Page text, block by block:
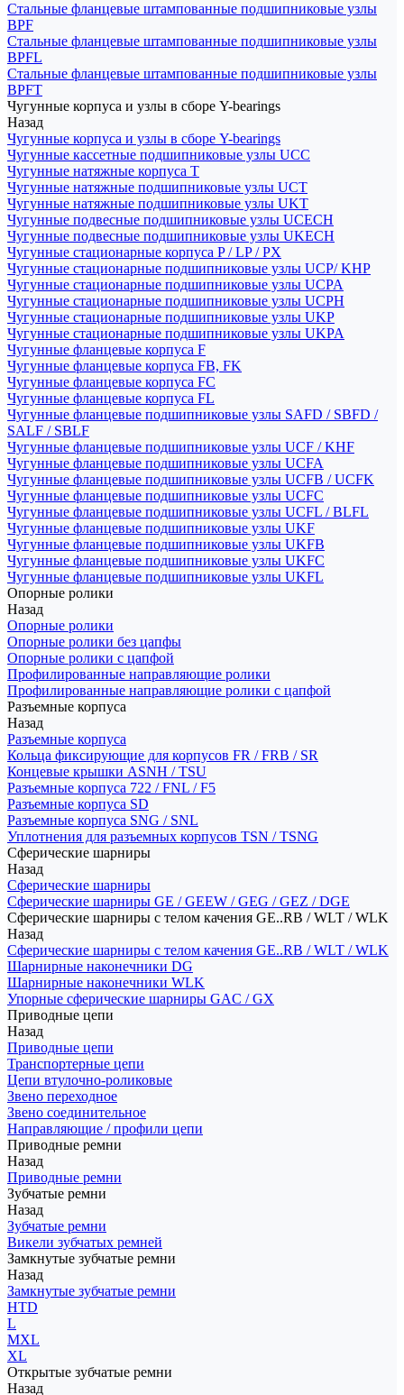
Стальные фланцевые штампованные подшипниковые узлы
BPF
Стальные фланцевые штампованные подшипниковые узлы
BPFL
Стальные фланцевые штампованные подшипниковые узлы
BPFT
Чугунные корпуса и узлы в сборе Y-bearings
Назад
Чугунные корпуса и узлы в сборе Y-bearings
Чугунные кассетные подшипниковые узлы UCC
Чугунные натяжные корпуса T
Чугунные натяжные подшипниковые узлы UCT
Чугунные натяжные подшипниковые узлы UKT
Чугунные подвесные подшипниковые узлы UCECH
Чугунные подвесные подшипниковые узлы UKECH
Чугунные стационарные корпуса P / LP / PX
Чугунные стационарные подшипниковые узлы UCP/ KHP
Чугунные стационарные подшипниковые узлы UCPA
Чугунные стационарные подшипниковые узлы UCPH
Чугунные стационарные подшипниковые узлы UKP
Чугунные стационарные подшипниковые узлы UKPA
Чугунные фланцевые корпуса F
Чугунные фланцевые корпуса FB, FK
Чугунные фланцевые корпуса FC
Чугунные фланцевые корпуса FL
Чугунные фланцевые подшипниковые узлы SAFD / SBFD /
SALF / SBLF
Чугунные фланцевые подшипниковые узлы UCF / KHF
Чугунные фланцевые подшипниковые узлы UCFA
Чугунные фланцевые подшипниковые узлы UCFB / UCFK
Чугунные фланцевые подшипниковые узлы UCFC
Чугунные фланцевые подшипниковые узлы UCFL / BLFL
Чугунные фланцевые подшипниковые узлы UKF
Чугунные фланцевые подшипниковые узлы UKFB
Чугунные фланцевые подшипниковые узлы UKFC
Чугунные фланцевые подшипниковые узлы UKFL
Опорные ролики
Назад
Опорные ролики
Опорные ролики без цапфы
Опорные ролики с цапфой
Профилированные направляющие ролики
Профилированные направляющие ролики с цапфой
Разъемные корпуса
Назад
Разъемные корпуса
Кольца фиксирующие для корпусов FR / FRB / SR
Концевые крышки ASNH / TSU
Разъемные корпуса 722 / FNL / F5
Разъемные корпуса SD
Разъемные корпуса SNG / SNL
Уплотнения для разъемных корпусов TSN / TSNG
Сферические шарниры
Назад
Сферические шарниры
Сферические шарниры GE / GEEW / GEG / GEZ / DGE
Сферические шарниры с телом качения GE..RB / WLT / WLK
Назад
Сферические шарниры с телом качения GE..RB / WLT / WLK
Шарнирные наконечники DG
Шарнирные наконечники WLK
Упорные сферические шарниры GAC / GX
Приводные цепи
Назад
Приводные цепи
Транспортерные цепи
Цепи втулочно-роликовые
Звено переходное
Звено соединительное
Направляющие / профили цепи
Приводные ремни
Назад
Приводные ремни
Зубчатые ремни
Назад
Зубчатые ремни
Викели зубчатых ремней
Замкнутые зубчатые ремни
Назад
Замкнутые зубчатые ремни
HTD
L
MXL
XL
Открытые зубчатые ремни
Назад